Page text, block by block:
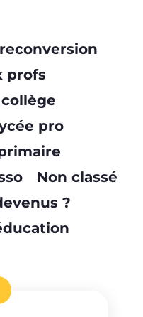
profs
pro
Non classé
?